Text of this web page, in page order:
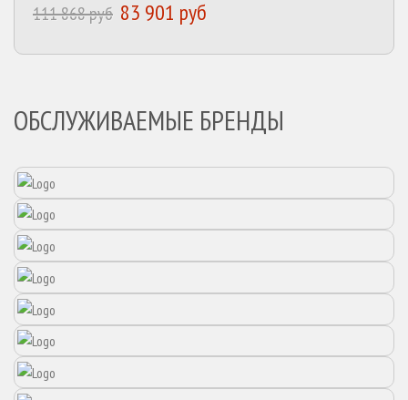
111 868 руб 83 901 руб
ОБСЛУЖИВАЕМЫЕ БРЕНДЫ